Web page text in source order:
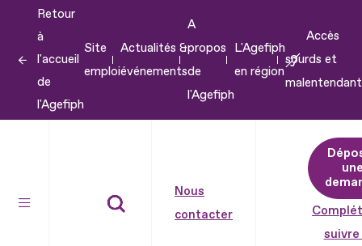
contenu
Retour
à
l'accueil
de
l'Agefiph
Site
emploi
Actualités &
événements
A
propos
de
l'Agefiph
L'Agefiph
en région
Accès
sourds et
Nous
contacter
suivre